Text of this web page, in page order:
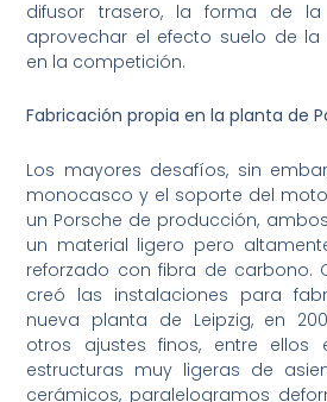
difusor trasero, la forma de la
aprovechar el efecto suelo de
en la competición.
Fabricación propia en la planta de
Los mayores desafíos, sin
monocasco y el soporte del
un Porsche de producción,
un material ligero pero
reforzado con fibra de carbono.
creó las instalaciones para
nueva planta de Leipzig, en
otros ajustes finos, entre ellos
estructuras muy ligeras de
cerámicos, paralelogramos